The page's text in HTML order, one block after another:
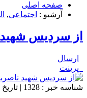
صفحه اصلی
آرشیو : اجتماعی,
از سردیس
ارسال
پرینت
شناسه خبر : 1328 | تاریخ انتشار : 11 مهر 1403 - 16:30 | ارسال توسط :